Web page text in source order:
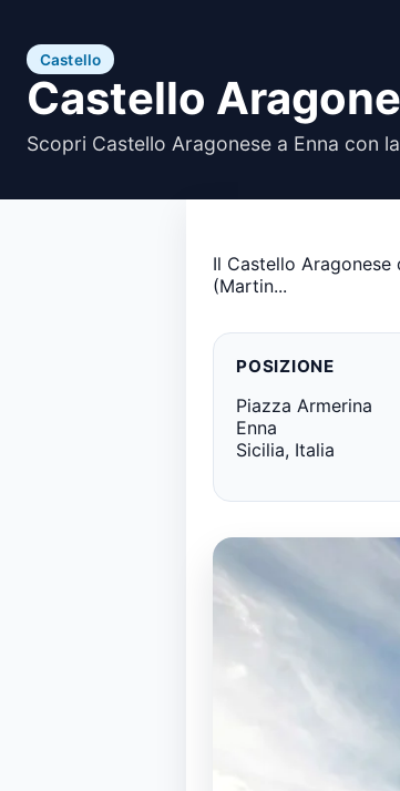
Castello
Castello
Scopri Castello Aragonese a Enna con
Il Castello
(Martin...
POSIZIONE
Piazza Armerina
Enna
Sicilia, Italia